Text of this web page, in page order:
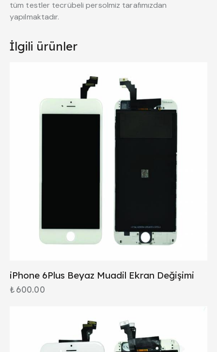
tüm testler tecrübeli persolmiz tarafımızdan
yapılmaktadır.
İlgili ürünler
iPhone 6Plus Beyaz Muadil Ekran Değişimi
₺600.00